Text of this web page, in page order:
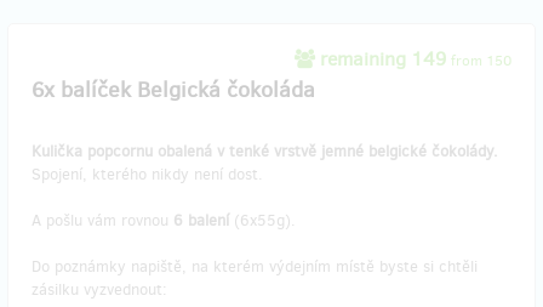
remaining 149 from 150
6x balíček Belgická čokoláda
Kulička popcornu obalená v tenké vrstvě jemné belgické čokolády.
Spojení, kterého nikdy není dost.
A pošlu vám rovnou 6 balení (6x55g).
Do poznámky napiště, na kterém výdejním místě byste si chtěli
zásilku vyzvednout: